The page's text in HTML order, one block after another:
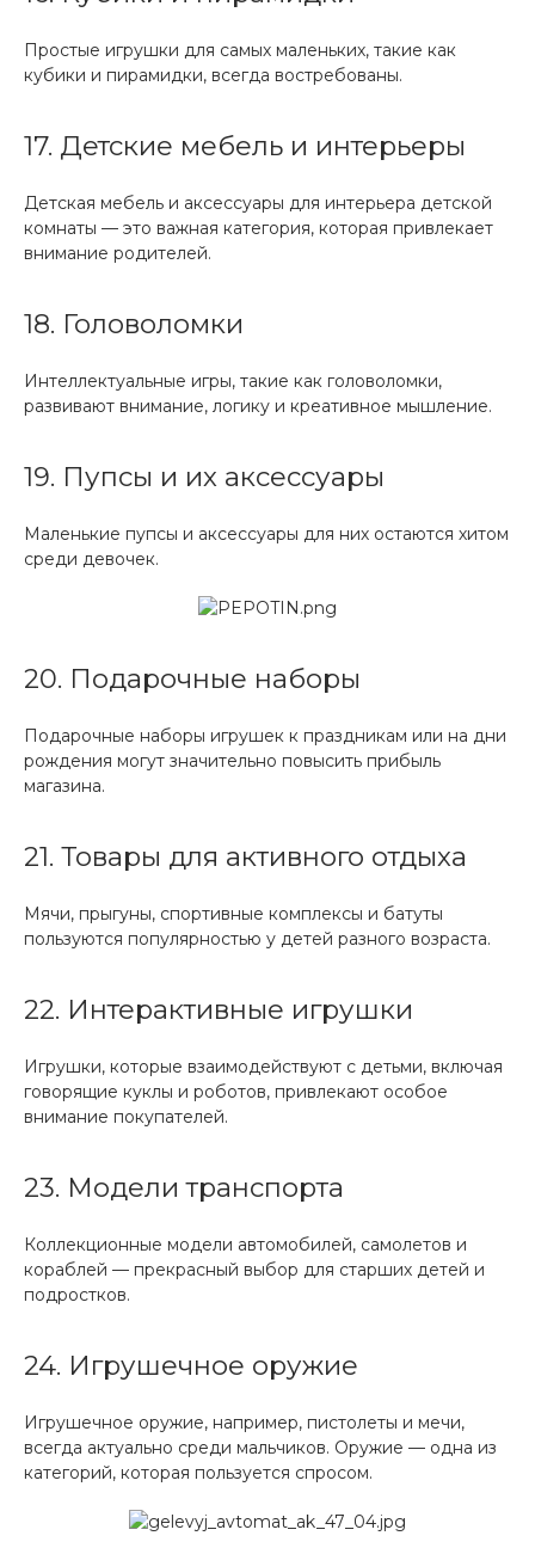
Простые игрушки для самых маленьких, такие как
кубики и пирамидки, всегда востребованы.
17. Детские мебель и интерьеры
Детская мебель и аксессуары для интерьера детской
комнаты — это важная категория, которая привлекает
внимание родителей.
18. Головоломки
Интеллектуальные игры, такие как головоломки,
развивают внимание, логику и креативное мышление.
19. Пупсы и их аксессуары
Маленькие пупсы и аксессуары для них остаются хитом
среди девочек.
20. Подарочные наборы
Подарочные наборы игрушек к праздникам или на дни
рождения могут значительно повысить прибыль
магазина.
21. Товары для активного отдыха
Мячи, прыгуны, спортивные комплексы и батуты
пользуются популярностью у детей разного возраста.
22. Интерактивные игрушки
Игрушки, которые взаимодействуют с детьми, включая
говорящие куклы и роботов, привлекают особое
внимание покупателей.
23. Модели транспорта
Коллекционные модели автомобилей, самолетов и
кораблей — прекрасный выбор для старших детей и
подростков.
24. Игрушечное оружие
Игрушечное оружие, например, пистолеты и мечи,
всегда актуально среди мальчиков. Оружие — одна из
категорий, которая пользуется спросом.